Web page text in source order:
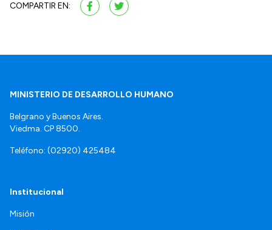
COMPARTIR EN:
MINISTERIO DE DESARROLLO HUMANO
Belgrano y Buenos Aires.
Viedma. CP 8500.
Teléfono: (02920) 425484
Institucional
Misión